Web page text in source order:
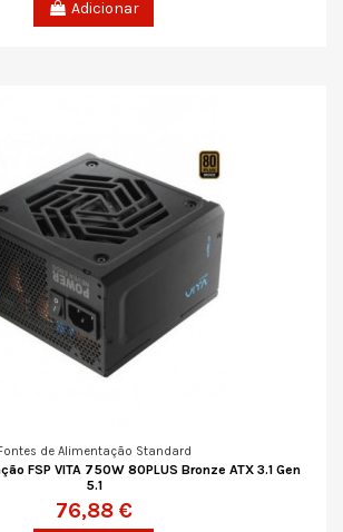
Adicionar
Fontes de Alimentação Standard
FSP VITA 750W 80PLUS Bronze ATX 3.1 Gen
5.1
76,88 €